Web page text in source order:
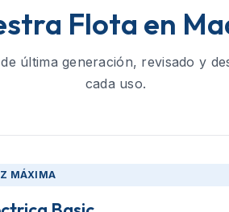
Flota en
última generación, revisado y
cada uso.
MÁXIMA